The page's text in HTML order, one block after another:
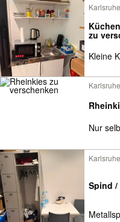
Karlsruhe
zu
Kleine
Karlsruhe
Nur
Karlsruhe
Spind